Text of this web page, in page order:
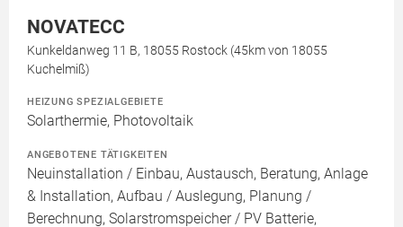
NOVATECC
Kunkeldanweg 11 B, 18055 Rostock (45km von 18055
Kuchelmiß)
HEIZUNG SPEZIALGEBIETE
Solarthermie, Photovoltaik
ANGEBOTENE TÄTIGKEITEN
Neuinstallation / Einbau, Austausch, Beratung, Anlage
& Installation, Aufbau / Auslegung, Planung /
Berechnung, Solarstromspeicher / PV Batterie,